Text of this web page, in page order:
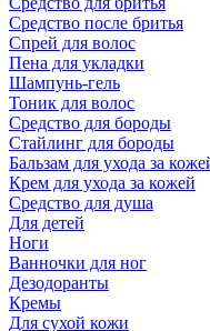
Средство после бритья
Спрей для волос
Пена для укладки
Шампунь-гель
Тоник для волос
Средство для бороды
Стайлинг для бороды
Бальзам для ухода за
Крем для ухода за кожей
Средство для душа
Для детей
Ноги
Ванночки для ног
Дезодоранты
Кремы
Для сухой кожи